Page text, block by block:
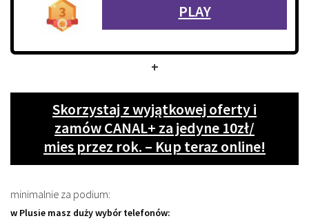
PLAY
+
Skorzystaj z wyjątkowej oferty i
zamów CANAL+ za jedyne 10zł/
mies przez rok. – Kup teraz online!
minimalnie za podium:
w Plusie masz duży wybór telefonów: